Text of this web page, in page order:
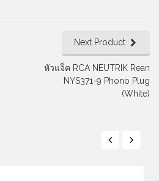
Next Product
หัวแจ็ค RCA NEUTRIK Rean
NYS371-9 Phono Plug
(White)